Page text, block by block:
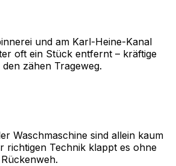
und am Karl-Heine-Kanal
oft ein Stück entfernt – kräftige
zähen Trageweg.
Waschmaschine sind allein kaum
richtigen Technik klappt es ohne